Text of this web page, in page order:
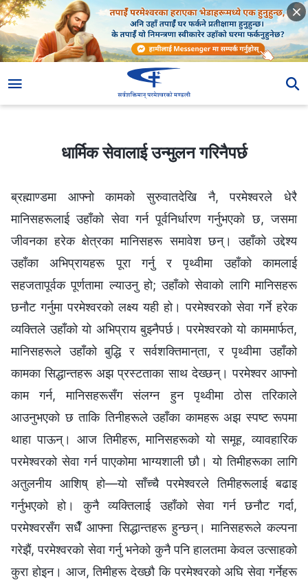
धार्मिक सेवालाई उन्मुलन गरिनैपर्छ
ब्रह्माण्डमा आफ्नो कामको सुरुवातदेखि नै, परमेश्‍वरले धेरै
मानिसहरूलाई उहाँको सेवा गर्न पूर्वनिर्धारण गर्नुभएको छ, जसमा
जीवनका हरेक क्षेत्रका मानिसहरू समावेश छन्। उहाँको उद्देश्य
उहाँका अभिप्रायहरू पूरा गर्नु र पृथ्वीमा उहाँको कामलाई
सहजतापूर्वक पूर्णतामा ल्याउनु हो; उहाँको सेवाको लागि मानिसहरू
छनौट गर्नुमा परमेश्‍वरको लक्ष्य यही हो। परमेश्‍वरको सेवा गर्ने हरेक
व्यक्तिले उहाँको यो अभिप्राय बुझ्नैपर्छ। परमेश्‍वरको यो काममार्फत,
मानिसहरूले उहाँको बुद्धि र सर्वशक्तिमान्‌ता, र पृथ्वीमा उहाँको
कामका सिद्धान्तहरू अझ प्रस्टताका साथ देख्छन्। परमेश्‍वर आफ्नो
काम गर्न, मानिसहरूसँग संलग्न हुन पृथ्वीमा ठोस तरिकाले
आउनुभएको छ ताकि तिनीहरूले उहाँका कामहरू अझ स्पष्ट रूपमा
थाहा पाऊन्। आज तिमीहरू, मानिसहरूको यो समूह, व्यावहारिक
परमेश्‍वरको सेवा गर्न पाएकोमा भाग्यशाली छौ। यो तिमीहरूका लागि
अतुलनीय आशिष् हो—यो साँच्चै परमेश्‍वरले तिमीहरूलाई बढाइ
गर्नुभएको हो। कुनै व्यक्तिलाई उहाँको सेवा गर्न छनौट गर्दा,
परमेश्‍वरसँग सधैँ आफ्ना सिद्धान्तहरू हुन्छन्। मानिसहरूले कल्पना
गरेझैं, परमेश्‍वरको सेवा गर्नु भनेको कुनै पनि हालतमा केवल उत्साहको
कुरा होइन। आज, तिमीहरू देख्छौ कि परमेश्‍वरको अघि सेवा गर्नेहरू